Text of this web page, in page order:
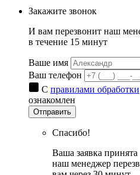
Закажите звонок
И вам перезвонит наш
в течение 15 минут
Ваше имя
Ваш телефон
С правилами обработки
ознакомлен
Отправить
Спасибо!
Ваша заявка принята
наш менеджер